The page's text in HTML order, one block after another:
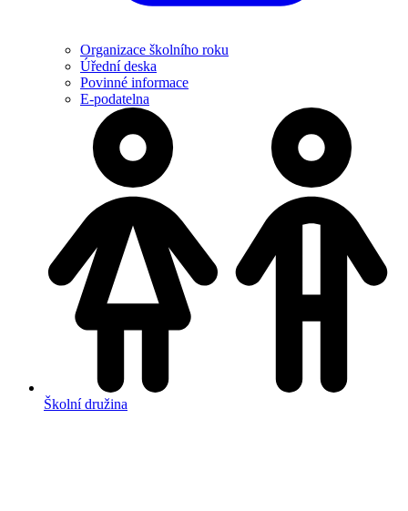
Organizace školního roku
Úřední deska
Povinné informace
E-podatelna
Školní družina